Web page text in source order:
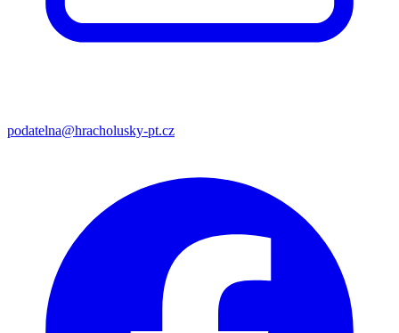
podatelna@hracholusky-pt.cz